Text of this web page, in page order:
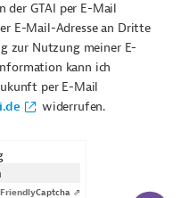
der GTAI per E-Mail
E-Mail-Adresse an Dritte
zur Nutzung meiner E-
kann ich
per E-Mail
widerrufen.
FriendlyCaptcha ⇗ KI-